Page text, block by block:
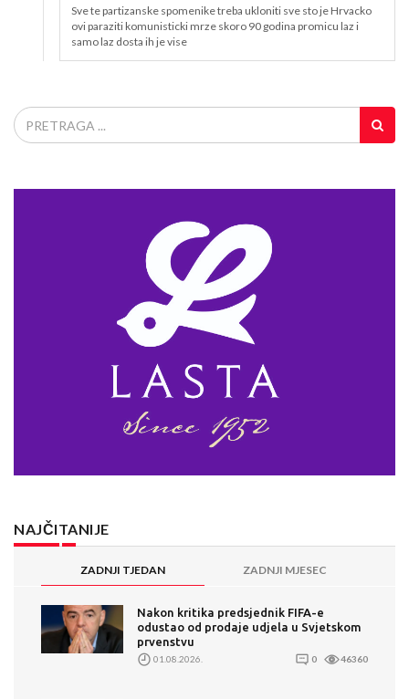
Sve te partizanske spomenike treba ukloniti sve sto je Hrvacko
ovi paraziti komunisticki mrze skoro 90 godina promicu laz i
samo laz dosta ih je vise
NAJČITANIJE
ZADNJI TJEDAN ZADNJI MJESEC
Nakon kritika predsjednik FIFA-e
odustao od prodaje udjela u Svjetskom
prvenstvu
01.08.2026. 0 46360